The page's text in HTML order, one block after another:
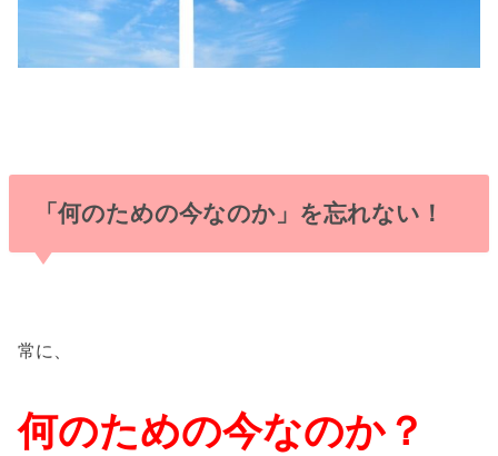
「何のための今なのか」を忘れない！
常に、
何のための今なのか？